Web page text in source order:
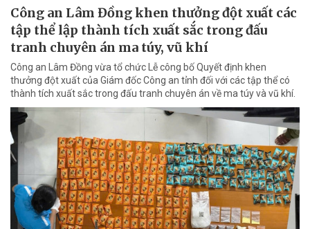
Công an Lâm Đồng khen thưởng đột xuất các
tập thể lập thành tích xuất sắc trong đấu
tranh chuyên án ma túy, vũ khí
Công an Lâm Đồng vừa tổ chức Lễ công bố Quyết định khen
thưởng đột xuất của Giám đốc Công an tỉnh đối với các tập thể có
thành tích xuất sắc trong đấu tranh chuyên án về ma túy và vũ khí.